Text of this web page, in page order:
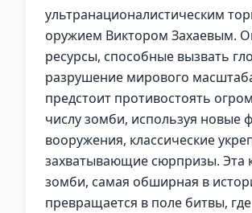
ультранационалистическим
оружием Виктором Захаевым.
ресурсы, способные вызвать
разрушение мирового
предстоит противостоять
числу зомби, используя новые
вооружения, классические
захватывающие сюрпризы. Эта
зомби, самая обширная в
превращается в поле битвы, где